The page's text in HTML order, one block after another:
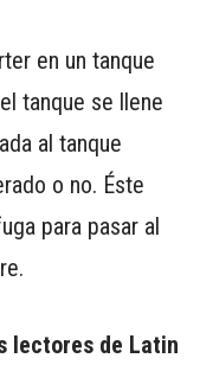
en un tanque
tanque se llene
al tanque
o no. Éste
para pasar al
lectores de Latin